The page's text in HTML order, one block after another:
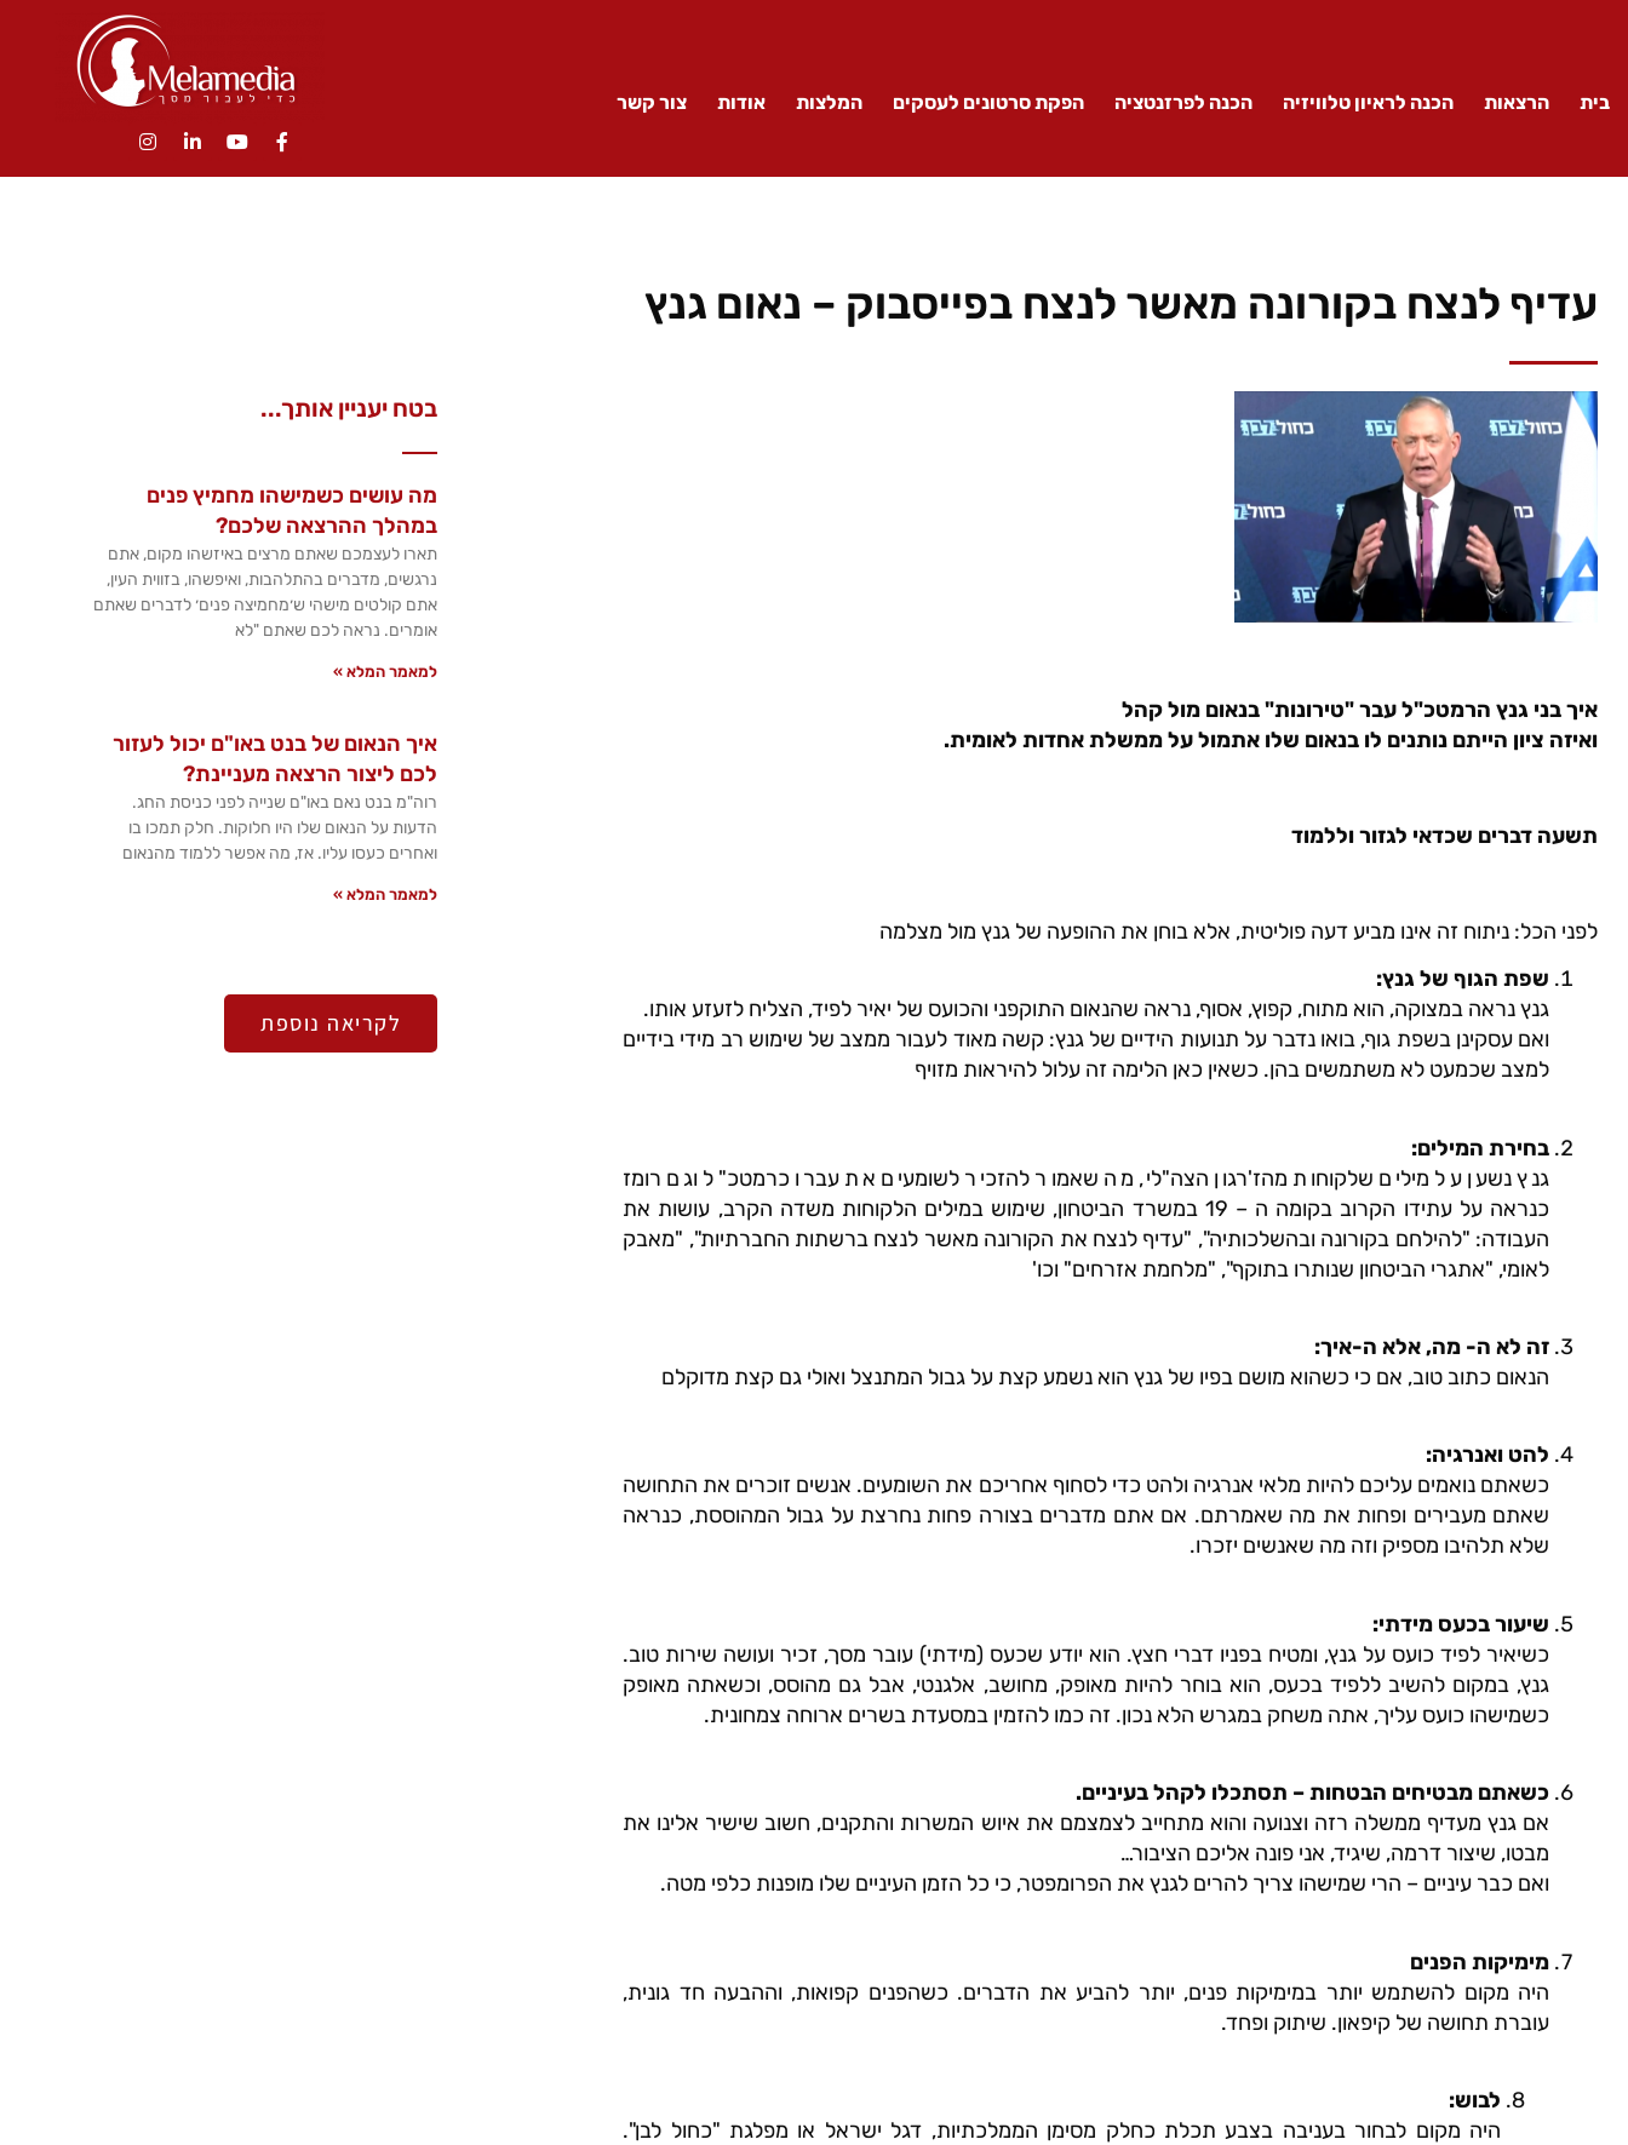
בית הרצאות הכנה לראיון טלוויזיה הכנה לפרזנטציה הפקת סרטונים לעסקים המלצות אודות צור קשר
עדיף לנצח בקורונה מאשר לנצח בפייסבוק – נאום גנץ
איך בני גנץ הרמטכ"ל עבר "טירונות" בנאום מול קהל
ואיזה ציון הייתם נותנים לו בנאום שלו אתמול על ממשלת אחדות לאומית.
תשעה דברים שכדאי לגזור וללמוד
לפני הכל: ניתוח זה אינו מביע דעה פוליטית, אלא בוחן את ההופעה של גנץ מול מצלמה
שפת הגוף של גנץ:
גנץ נראה במצוקה, הוא מתוח, קפוץ, אסוף, נראה שהנאום התוקפני והכועס של יאיר לפיד, הצליח לזעזע אותו.
ואם עסקינן בשפת גוף, בואו נדבר על תנועות הידיים של גנץ: קשה מאוד לעבור ממצב של שימוש רב מידי בידיים
למצב שכמעט לא משתמשים בהן. כשאין כאן הלימה זה עלול להיראות מזויף
בחירת המילים:
גנץ נשען על מילים שלקוחות מהז'רגון הצה"לי, מה שאמור להזכיר לשומעים את עברו כרמטכ"ל וגם רומז
כנראה על עתידו הקרוב בקומה ה – 19 במשרד הביטחון, שימוש במילים הלקוחות משדה הקרב, עושות את
העבודה: "להילחם בקורונה ובהשלכותיה", "עדיף לנצח את הקורונה מאשר לנצח ברשתות החברתיות", "מאבק
לאומי, "אתגרי הביטחון שנותרו בתוקף", "מלחמת אזרחים" וכו'
זה לא ה- מה, אלא ה-איך:
הנאום כתוב טוב, אם כי כשהוא מושם בפיו של גנץ הוא נשמע קצת על גבול המתנצל ואולי גם קצת מדוקלם
להט ואנרגיה:
כשאתם נואמים עליכם להיות מלאי אנרגיה ולהט כדי לסחוף אחריכם את השומעים. אנשים זוכרים את התחושה
שאתם מעבירים ופחות את מה שאמרתם. אם אתם מדברים בצורה פחות נחרצת על גבול המהוססת, כנראה
שלא תלהיבו מספיק וזה מה שאנשים יזכרו.
שיעור בכעס מידתי:
כשיאיר לפיד כועס על גנץ, ומטיח בפניו דברי חצץ. הוא יודע שכעס (מידתי) עובר מסך, זכיר ועושה שירות טוב.
גנץ, במקום להשיב ללפיד בכעס, הוא בוחר להיות מאופק, מחושב, אלגנטי, אבל גם מהוסס, וכשאתה מאופק
כשמישהו כועס עליך, אתה משחק במגרש הלא נכון. זה כמו להזמין במסעדת בשרים ארוחה צמחונית.
כשאתם מבטיחים הבטחות – תסתכלו לקהל בעיניים.
אם גנץ מעדיף ממשלה רזה וצנועה והוא מתחייב לצמצמם את איוש המשרות והתקנים, חשוב שישיר אלינו את
מבטו, שיצור דרמה, שיגיד, אני פונה אליכם הציבור…
ואם כבר עיניים – הרי שמישהו צריך להרים לגנץ את הפרומפטר, כי כל הזמן העיניים שלו מופנות כלפי מטה.
מימיקות הפנים
היה מקום להשתמש יותר במימיקות פנים, יותר להביע את הדברים. כשהפנים קפואות, וההבעה חד גונית,
עוברת תחושה של קיפאון. שיתוק ופחד.
לבוש:
היה מקום לבחור בעניבה בצבע תכלת כחלק מסימן הממלכתיות, דגל ישראל או מפלגת "כחול לבן".
בטח יעניין אותך...
מה עושים כשמישהו מחמיץ פנים
במהלך ההרצאה שלכם?
תארו לעצמכם שאתם מרצים באיזשהו מקום, אתם
נרגשים, מדברים בהתלהבות, ואיפשהו, בזווית העין,
אתם קולטים מישהי ש׳מחמיצה פנים׳ לדברים שאתם
אומרים. נראה לכם שאתם "לא
למאמר המלא »
איך הנאום של בנט באו"ם יכול לעזור
לכם ליצור הרצאה מעניינת?
רוה"מ בנט נאם באו"ם שנייה לפני כניסת החג.
הדעות על הנאום שלו היו חלוקות. חלק תמכו בו
ואחרים כעסו עליו. אז, מה אפשר ללמוד מהנאום
למאמר המלא »
לקריאה נוספת